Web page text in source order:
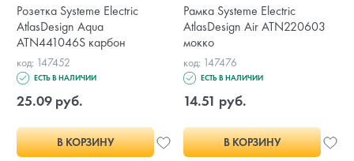
Розетка Systeme Electric
AtlasDesign Aqua
ATN441046S карбон
код: 147452
ЕСТЬ В НАЛИЧИИ
25.09 руб.
В КОРЗИНУ
Рамка Systeme Electric
AtlasDesign Air ATN220603
мокко
код: 147476
ЕСТЬ В НАЛИЧИИ
14.51 руб.
В КОРЗИНУ